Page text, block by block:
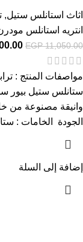
اثاث استانلس ستيل,
انتريه استانلس
EGP11,050.00
مواصفات المنتج :
ستانلس ستيل بيور
وانيقة مصنوعة من
الجودة الخامات :
إضافة إلى السلة